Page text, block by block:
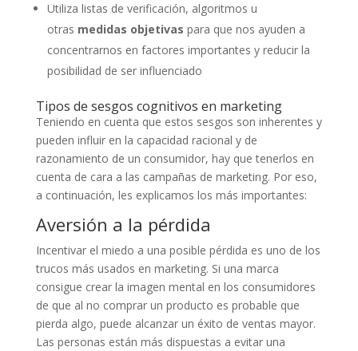
Utiliza listas de verificación, algoritmos u
otras medidas objetivas para que nos ayuden a
concentrarnos en factores importantes y reducir la
posibilidad de ser influenciado
Tipos de sesgos cognitivos en marketing
Teniendo en cuenta que estos sesgos son inherentes y
pueden influir en la capacidad racional y de
razonamiento de un consumidor, hay que tenerlos en
cuenta de cara a las campañas de marketing. Por eso,
a continuación, les explicamos los más importantes:
Aversión a la pérdida
Incentivar el miedo a una posible pérdida es uno de los
trucos más usados en marketing. Si una marca
consigue crear la imagen mental en los consumidores
de que al no comprar un producto es probable que
pierda algo, puede alcanzar un éxito de ventas mayor.
Las personas están más dispuestas a evitar una